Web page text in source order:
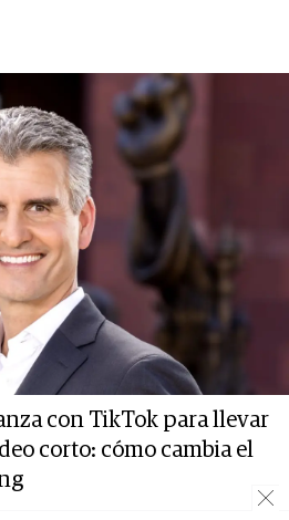
con TikTok para llevar
corto: cómo cambia el